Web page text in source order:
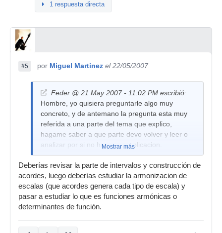
1 respuesta directa
#5 por Miguel Martinez el 22/05/2007
Feder @ 21 May 2007 - 11:02 PM escribió:
Hombre, yo quisiera preguntarle algo muy
concreto, y de antemano la pregunta esta muy
referida a una parte del tema que explico,
hagame saber a que parte devo volver y leer o
analizar por si no hay mas explicacion.
Y UNO DE SUS MODOS, INFLUYE EN LA
DECICION QUE DEBO TOMAR PARA ELEGIR
ALGUNOS ACORDES Y FORMAR EL CIRCULO
ADECUADO?
Mostrar más
Deberías revisar la parte de intervalos y construcción de
acordes, luego deberías estudiar la armonizacion de
escalas (que acordes genera cada tipo de escala) y
pasar a estudiar lo que es funciones armónicas o
determinantes de función.